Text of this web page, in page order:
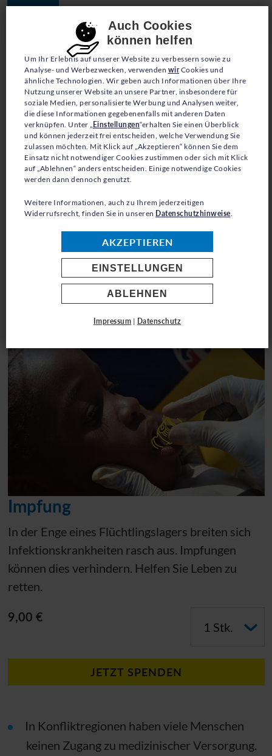
Consent-Einstellungen
Auch Cookies
können helfen
Um Ihr Erlebnis auf unserer Website zu verbessern sowie zu
Analyse- und Werbezwecken, verwenden wirCookies und
ähnliche Technologien. Wir geben auch Informationen über Ihre
Nutzung unserer Website an unsere Partner, insbesondere für
soziale Medien, personalisierte Werbung und Analysen weiter,
die diese Informationen gegebenenfalls mit anderen Daten
verknüpfen. Unter „ Einstellungen“erhalten Sie einen Überblick
und können jederzeit frei entscheiden, welche Verwendung Sie
zulassen möchten. Mit Klick auf „Akzeptieren“ können Sie dem
Einsatz nicht notwendiger Cookies zustimmen oder sich mit Klick
auf „Ablehnen“ anders entscheiden. Einige notwendige Cookies
werden dann dennoch genutzt.
Weitere Informationen, auch zu Ihrem jederzeitigen
Widerrufsrecht, finden Sie in unseren Datenschutzhinweise.
AKZEPTIEREN
EINSTELLUNGEN
ABLEHNEN
Impressum | Datenschutz
SINNVOLL SCHENKEN -
HILFSGÜTER SPENDEN
ZURÜCK ZUR ÜBERSICHT
0,00€
Impfung
In der Enge eines Flüchtlingslagers breiten sich
Infektionskrankheiten rasch aus. Impfungen
können dies verhindern. Helfen Sie Leben zu
retten.
9,00 €
JETZT SPENDEN
In Konfliktregionen haben viele Menschen
keinen Zugang zu medizinischer Versorgung.